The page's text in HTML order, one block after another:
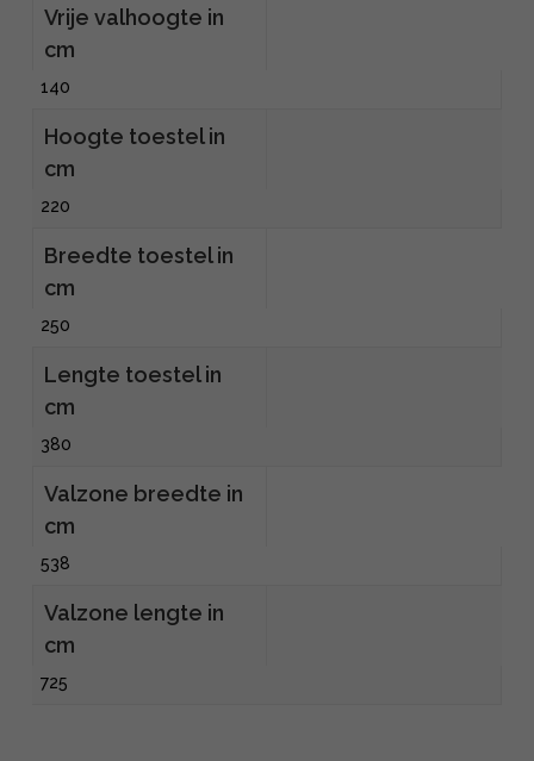
Vrije valhoogte in
cm
140
Hoogte toestel in
cm
220
Breedte toestel in
cm
250
Lengte toestel in
cm
380
Valzone breedte in
cm
538
Valzone lengte in
cm
725